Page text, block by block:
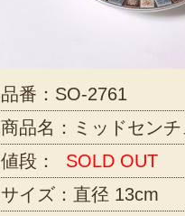
品番：SO-2761
商品名：ミッドセン
値段： SOLD OUT
サイズ：直径 13cm